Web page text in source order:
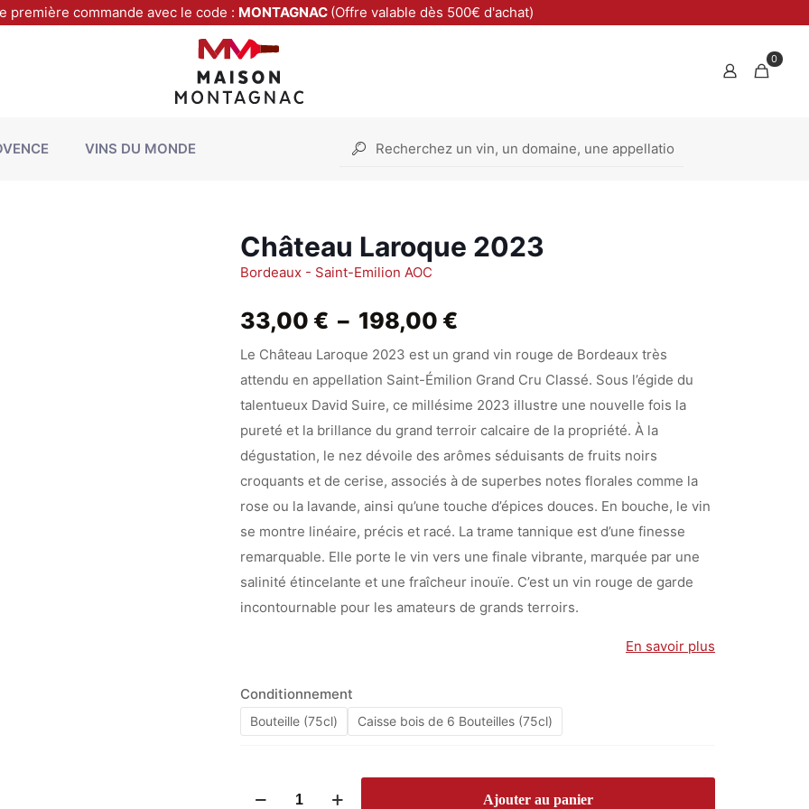
première commande avec le code : MONTAGNAC (Offre valable dès 500€ d'achat)
0
VINS DU MONDE
Château Laroque 2023
Bordeaux - Saint-Emilion AOC
33,00 € – 198,00 €
de
prix :
33,00 €
à
198,00 €
Le Château Laroque 2023 est un grand vin rouge de Bordeaux très
attendu en appellation Saint-Émilion Grand Cru Classé. Sous l’égide du
talentueux David Suire, ce millésime 2023 illustre une nouvelle fois la
pureté et la brillance du grand terroir calcaire de la propriété. À la
dégustation, le nez dévoile des arômes séduisants de fruits noirs
croquants et de cerise, associés à de superbes notes florales comme la
rose ou la lavande, ainsi qu’une touche d’épices douces. En bouche, le vin
se montre linéaire, précis et racé. La trame tannique est d’une finesse
remarquable. Elle porte le vin vers une finale vibrante, marquée par une
salinité étincelante et une fraîcheur inouïe. C’est un vin rouge de garde
incontournable pour les amateurs de grands terroirs.
En savoir plus
Conditionnement
Bouteille (75cl) Caisse bois de 6 Bouteilles (75cl)
Ajouter au panier